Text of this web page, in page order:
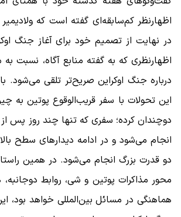
اظهارنظر کم‌سابقه‌ای گفته است که
در نهایت از تصمیم خود برای آغاز جنگ
اظهارنظری که به گفته منابع آگاه، نسبت
درباره جنگ اوکراین صریح‌تر تلقی می‌شود.
این تحولات با سفر قریب‌الوقوع پوتین به
دوچندان کرده؛ سفری که تنها چند روز پس
انجام می‌شود و در ادامه دیدارهای سطح
دو قدرت بزرگ انجام می‌شود. در همین راستا
محور مذاکرات پوتین و شی، روابط
هماهنگی در مسائل بین‌المللی خواهد بود،